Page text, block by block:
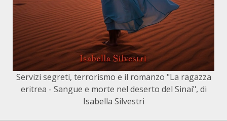
Servizi segreti, terrorismo e il romanzo "La ragazza
eritrea - Sangue e morte nel deserto del Sinai", di
Isabella Silvestri